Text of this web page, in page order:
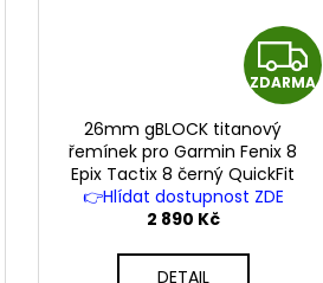
Z
D
ZDARMA
26mm gBLOCK titanový
řemínek pro Garmin Fenix 8
Epix Tactix 8 černý QuickFit
👉Hlídat dostupnost ZDE
2 890 Kč
DETAIL